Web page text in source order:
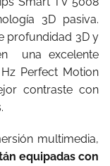
3D pasiva.
profundidad 3D y
una excelente
Perfect Motion
contraste con
multimedia,
equipadas con